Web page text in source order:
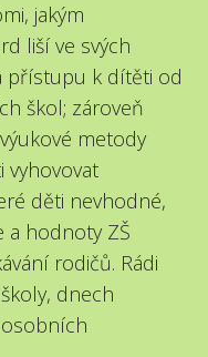
jakým
liší ve svých
přístupu k dítěti od
škol; zároveň
metody
vyhovovat
děti nevhodné,
a hodnoty ZŠ
rodičů. Rádi
dnech